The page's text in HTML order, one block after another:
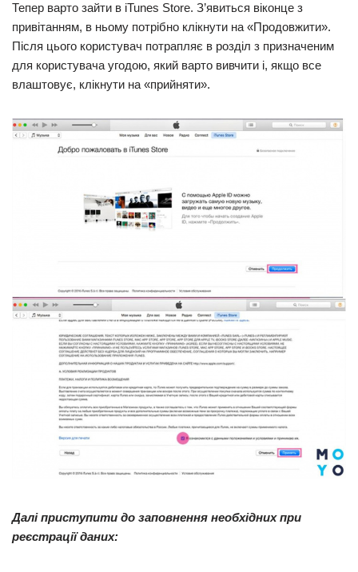
Тепер варто зайти в iTunes Store. З’явиться віконце з
привітанням, в ньому потрібно клікнути на «Продовжити».
Після цього користувач потрапляє в розділ з призначеним
для користувача угодою, який варто вивчити і, якщо все
влаштовує, клікнути на «прийняти».
Далі приступити до заповнення необхідних при
реєстрації даних: